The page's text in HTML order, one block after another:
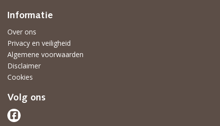
Informatie
Over ons
Privacy en veiligheid
Algemene voorwaarden
Disclaimer
Cookies
Volg ons